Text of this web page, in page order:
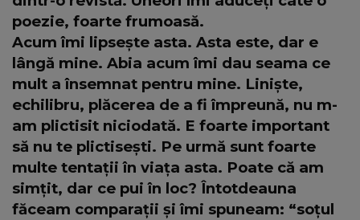
poezie, foarte frumoasă.
Acum îmi lipsește asta. Asta este, dar e
lângă mine. Abia acum îmi dau seama ce
mult a însemnat pentru mine. Liniște,
echilibru, plăcerea de a fi împreună, nu m-
am plictisit niciodată. E foarte important
să nu te plictisești. Pe urmă sunt foarte
multe tentații în viața asta. Poate că am
simțit, dar ce pui în loc? Întotdeauna
făceam comparații și îmi spuneam: “soțul